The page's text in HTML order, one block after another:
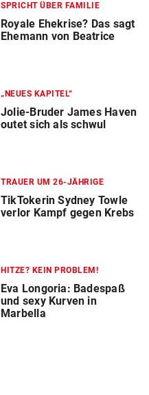
SPRICHT ÜBER FAMILIE
Royale Ehekrise? Das sagt
Ehemann von Beatrice
„NEUES KAPITEL“
Jolie-Bruder James Haven
outet sich als schwul
TRAUER UM 26-JÄHRIGE
TikTokerin Sydney Towle
verlor Kampf gegen Krebs
HITZE? KEIN PROBLEM!
Eva Longoria: Badespaß
und sexy Kurven in
Marbella